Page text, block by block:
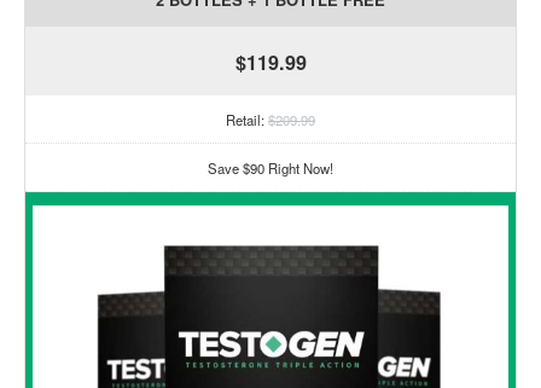
$119.99
Retail:$209.99
Save $90 Right Now!